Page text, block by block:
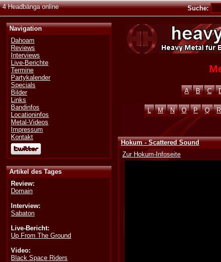
4 Headbänga online Suche:
Navigation
Dahoam
Reviews
Interviews
Live-Berichte
Termine
Partykalender
Specials
Bilder
Links
Bandinfos
Locationinfos
Metal-Videos
Impressum
Kontakt
Artikel des Tages
Review:
Domain
Interview:
Sabaton
Live-Bericht:
Up From The Ground
Video:
Black Space Riders
A B C
L M N O P Q R
Hokum - Scattered Sound
Zur Hokum-Infoseite